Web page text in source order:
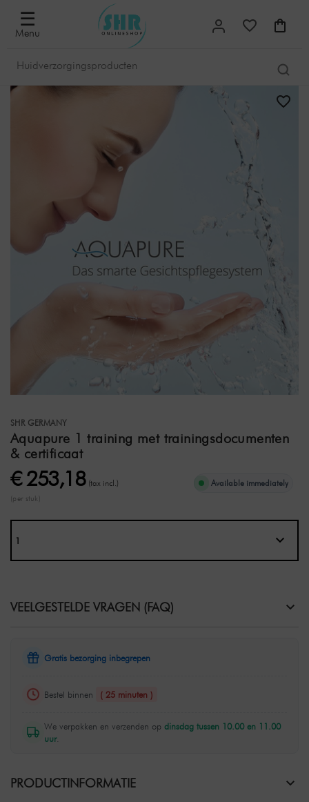
☰
Menu
SHR GERMANY
Aquapure 1 training met trainingsdocumenten
& certificaat
€ 253,18 (tax incl.)
(per stuk)
Available immediately
VEELGESTELDE VRAGEN (FAQ)
Gratis bezorging inbegrepen
Bestel binnen ( 25 minuten )
We verpakken en verzenden op dinsdag tussen 10.00 en 11.00
uur.
PRODUCTINFORMATIE